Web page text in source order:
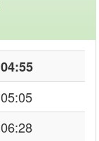
04:55
05:05
06:28